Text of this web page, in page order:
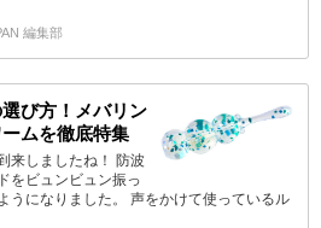
編集部
び方！メバリン
ムを徹底特集
来しましたね！ 防波
をビュンビュン振っ
うになりました。 声をかけて使っているル